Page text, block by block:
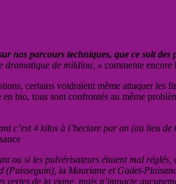
nos parcours techniques, que ce soit
dramatique de mildiou, » commente
certains voidraient même attaquer
bio, tous sont confrontés au même
4 kilos à l’hectare par an (au lieu
ou si les pulvérisateurs étaient mal
la Mauriane et Gadet-
vertes de la vigne, mais n’impacte